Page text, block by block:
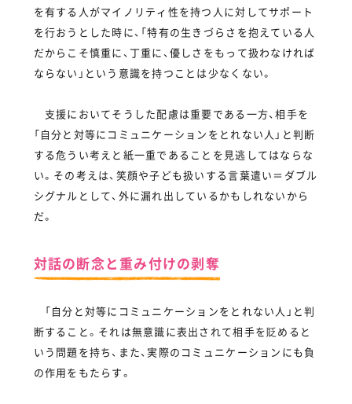
を有する人がマイノリティ性を持つ人に対してサポート
を行おうとした時に、「特有の生きづらさを抱えている人
だからこそ慎重に、丁重に、優しさをもって扱わなければ
ならない」という意識を持つことは少なくない。
支援においてそうした配慮は重要である一方、相手を
「自分と対等にコミュニケーションをとれない人」と判断
する危うい考えと紙一重であることを見逃してはならな
い。その考えは、笑顔や子ども扱いする言葉遣い＝ダブル
シグナルとして、外に漏れ出しているかもしれないから
だ。
対話の断念と重み付けの剥奪
「自分と対等にコミュニケーションをとれない人」と判
断すること。それは無意識に表出されて相手を貶めると
いう問題を持ち、また、実際のコミュニケーションにも負
の作用をもたらす。